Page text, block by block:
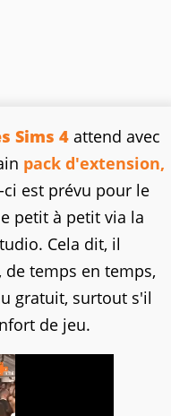
Sims 4 attend avec
pack d'extension,
ci est prévu pour le
petit à petit via la
Cela dit, il
de temps en temps,
gratuit, surtout s'il
de jeu.